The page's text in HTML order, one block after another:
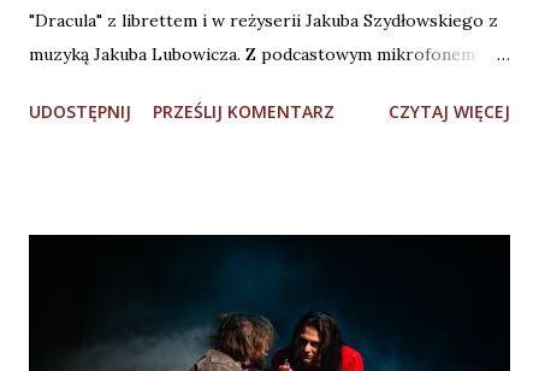
"Dracula" z librettem i w reżyserii Jakuba Szydłowskiego z
muzyką Jakuba Lubowicza. Z podcastowym mikrofonem
🎧 SPOTIFY https://tinyurl.com/3y49y9ch 🎧 YOUTUBE
zaprojektowała kostiumy oraz artyści Asia Gorzała, Paweł
Erdman, Piotr Płuska, Marcin Franc i Kamil Olczyk. Nasze
UDOSTĘPNIJ PRZEŚLIJ KOMENTARZ CZYTAJ WIĘCEJ